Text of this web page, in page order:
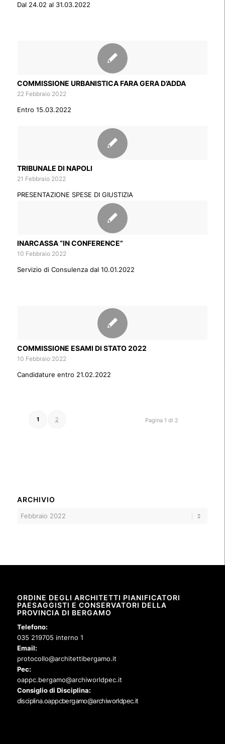
Dal 24.02 al 31.03.2022
COMMISSIONE URBANISTICA FARA GERA D’ADDA
22 Febbraio 2022
Entro 15.03.2022
TRIBUNALE DI NAPOLI
21 Febbraio 2022
PRESENTAZIONE SPESE DI GIUSTIZIA
INARCASSA “IN CONFERENCE”
10 Febbraio 2022
Servizio di Consulenza dal 10.01.2022
COMMISSIONE ESAMI DI STATO 2022
10 Febbraio 2022
Candidature entro 21.02.2022
Pagina 1 di 2
1 2
ARCHIVIO
ORDINE DEGLI ARCHITETTI PIANIFICATORI
PAESAGGISTI E CONSERVATORI DELLA
PROVINCIA DI BERGAMO
Telefono:
035 219705 interno 1
Email:
protocollo@architettibergamo.it
Pec:
oappc.bergamo@archiworldpec.it
Consiglio di Disciplina:
disciplina.oappcbergamo@archiworldpec.it